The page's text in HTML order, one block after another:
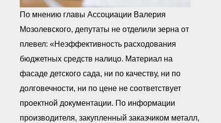
По мнению главы Ассоциации Валерия
Мозолевского, депутаты не отделили зерна от
плевел: «Неэффективность расходования
бюджетных средств налицо. Материал на
фасаде детского сада, ни по качеству, ни по
долговечности, ни по цене не соответствует
проектной документации. По информации
производителя, закупленный заказчиком металл,